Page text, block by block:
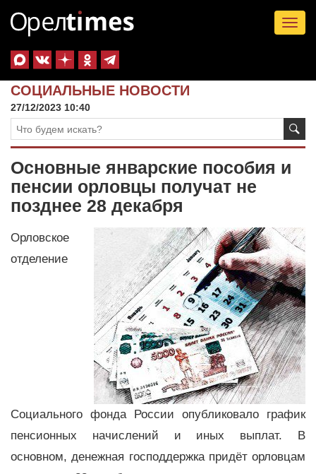
СОЦИАЛЬНЫЕ НОВОСТИ
27/12/2023 10:40
Основные январские пособия и
пенсии орловцы получат не
позднее 28 декабря
Орловское
отделение
Социального фонда России опубликовало график
пенсионных начислений и иных выплат. В
основном, денежная господдержка придёт орловцам